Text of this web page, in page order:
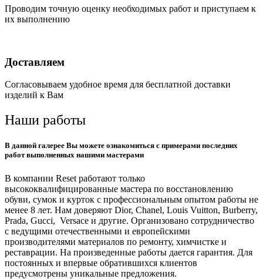
Проводим точную оценку необходимых работ и приступаем к
их выполнению
Доставляем
Согласовываем удобное время для бесплатной доставки
изделий к Вам
Наши работы
В данной галерее Вы можете ознакомиться с примерами последних
работ выполненных нашими мастерами
В компании Reset работают только
высококвалифицированные мастера по восстановлению
обуви, сумок и курток с профессиональным опытом работы не
менее 8 лет. Нам доверяют Dior, Chanel, Louis Vuitton, Burberry,
Prada, Gucci, Versace и другие. Организовано сотрудничество
с ведущими отечественными и европейскими
производителями материалов по ремонту, химчистке и
реставрации. На произведенные работы дается гарантия. Для
постоянных и впервые обратившихся клиентов
предусмотрены уникальные предложения.